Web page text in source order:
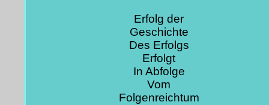
Erfolg der
Geschichte
Des Erfolgs
Erfolgt
In Abfolge
Vom
Folgenreichtum